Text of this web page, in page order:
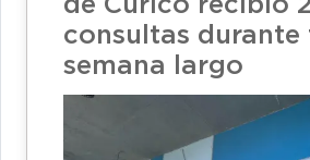
de Curicó recibió
consultas durante
semana largo